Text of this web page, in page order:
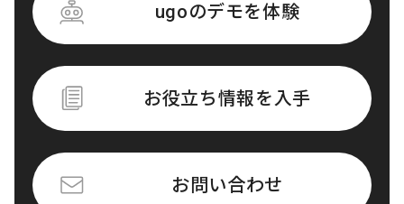
ugoのデモを体験
お役立ち情報を入手
お問い合わせ